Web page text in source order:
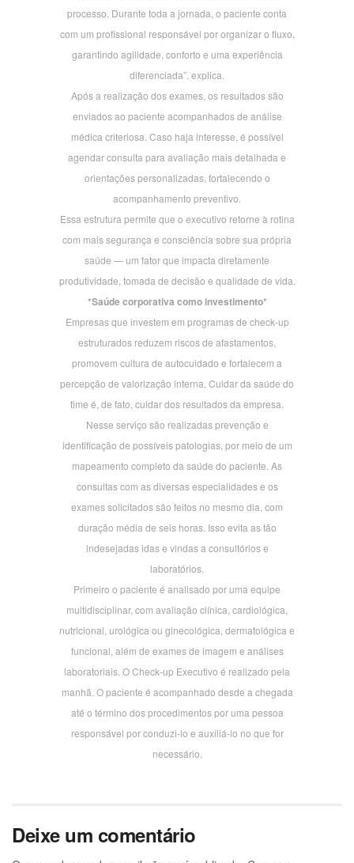
processo. Durante toda a jornada, o paciente conta
com um profissional responsável por organizar o fluxo,
garantindo agilidade, conforto e uma experiência
diferenciada”. explica.
Após a realização dos exames, os resultados são
enviados ao paciente acompanhados de análise
médica criteriosa. Caso haja interesse, é possível
agendar consulta para avaliação mais detalhada e
orientações personalizadas, fortalecendo o
acompanhamento preventivo.
Essa estrutura permite que o executivo retorne à rotina
com mais segurança e consciência sobre sua própria
saúde — um fator que impacta diretamente
produtividade, tomada de decisão e qualidade de vida.
*Saúde corporativa como investimento*
Empresas que investem em programas de check-up
estruturados reduzem riscos de afastamentos,
promovem cultura de autocuidado e fortalecem a
percepção de valorização interna. Cuidar da saúde do
time é, de fato, cuidar dos resultados da empresa.
Nesse serviço são realizadas prevenção e
identificação de possíveis patologias, por meio de um
mapeamento completo da saúde do paciente. As
consultas com as diversas especialidades e os
exames solicitados são feitos no mesmo dia, com
duração média de seis horas. Isso evita as tão
indesejadas idas e vindas a consultórios e
laboratórios.
Primeiro o paciente é analisado por uma equipe
multidisciplinar, com avaliação clínica, cardiológica,
nutricional, urológica ou ginecológica, dermatológica e
funcional, além de exames de imagem e análises
laboratoriais. O Check-up Executivo é realizado pela
manhã. O paciente é acompanhado desde a chegada
até o término dos procedimentos por uma pessoa
responsável por conduzi-lo e auxiliá-lo no que for
necessário.
Deixe um comentário